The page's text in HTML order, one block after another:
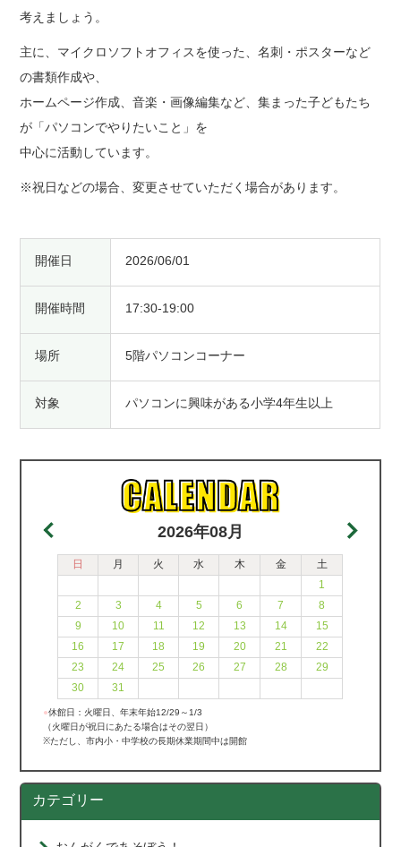
考えましょう。
主に、マイクロソフトオフィスを使った、名刺・ポスターなど
の書類作成や、
ホームページ作成、音楽・画像編集など、集まった子どもたち
が「パソコンでやりたいこと」を
中心に活動しています。
※祝日などの場合、変更させていただく場合があります。
開催日 2026/06/01
開催時間 17:30-19:00
場所 5階パソコンコーナー
対象 パソコンに興味がある小学4年生以上
2026年08月
日 月 火 水 木 金
土
1
2
3 4 5 6 7
8
9
10 11 12 13 14
15
16
17 18 19 20 21
22
23
24 25 26 27 28
29
30
31
●休館日：火曜日、年末年始12/29～1/3
（火曜日が祝日にあたる場合はその翌日）
※ただし、市内小・中学校の長期休業期間中は開館
カテゴリー